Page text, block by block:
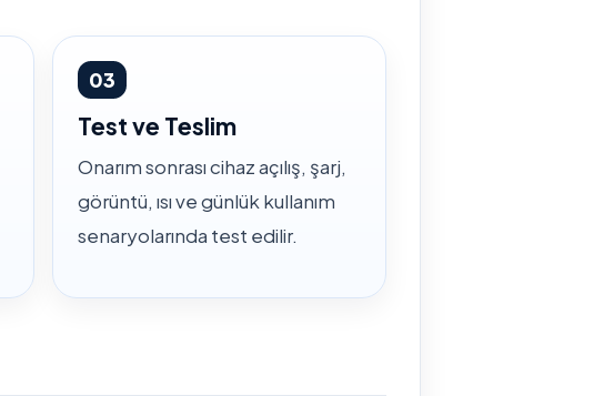
03
Test ve Teslim
Onarım sonrası cihaz açılış, şarj,
görüntü, ısı ve günlük kullanım
senaryolarında test edilir.